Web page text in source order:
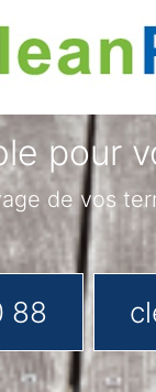
pour
de vos
88